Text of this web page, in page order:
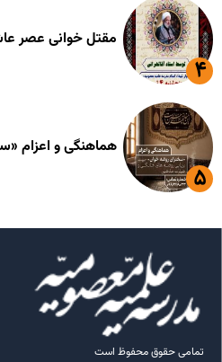
مقتل خوانی عصر
هماهنگی و اعزام
تمامی حقوق محفوظ است